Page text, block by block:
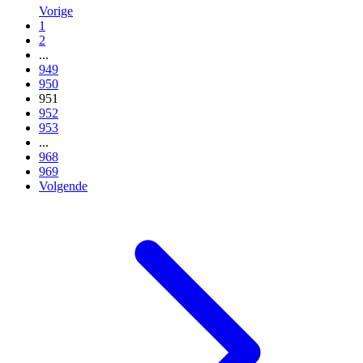
Vorige
1
2
...
949
950
951
952
953
...
968
969
Volgende